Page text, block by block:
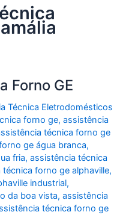
Forno GE
Técnica Eletrodomésticos
forno ge,assistência
técnica forno ge
ge água branca,
fria,assistência técnica
técnica forno ge alphaville,
industrial,
da boa vista,assistência
técnica forno ge